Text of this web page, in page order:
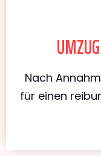
Nach
für einen